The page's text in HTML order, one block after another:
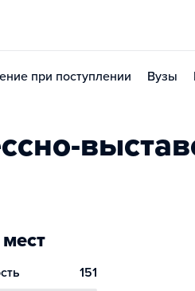
при поступлении Вузы
151